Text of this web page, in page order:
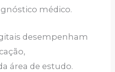
médico.
desempenham
área de estudo.